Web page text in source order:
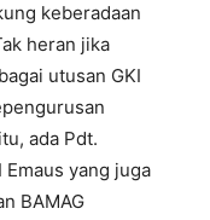
keberadaan
heran jika
utusan GKI
ada Pdt.
yang juga
BAMAG